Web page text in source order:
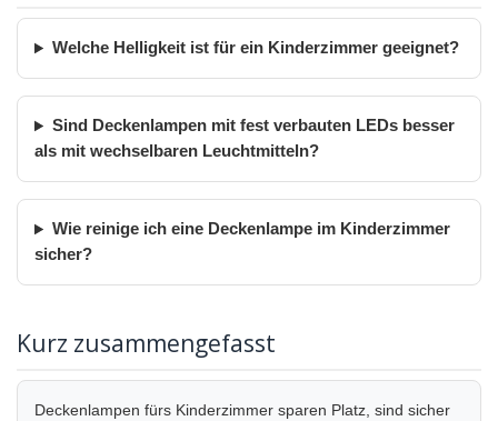
Welche Helligkeit ist für ein Kinderzimmer geeignet?
Sind Deckenlampen mit fest verbauten LEDs besser
als mit wechselbaren Leuchtmitteln?
Wie reinige ich eine Deckenlampe im Kinderzimmer
sicher?
Kurz zusammengefasst
Deckenlampen fürs Kinderzimmer sparen Platz, sind sicher